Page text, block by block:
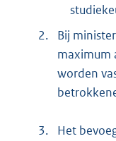
2.
Bij
maximum
worden
3.
Het